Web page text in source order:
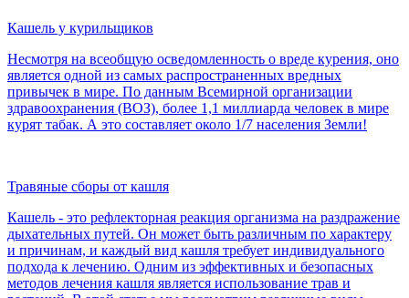
Кашель у курильщиков
Несмотря на всеобщую осведомленность о вреде курения, оно
является одной из самых распространенных вредных
привычек в мире. По данным Всемирной организации
здравоохранения (ВОЗ), более 1,1 миллиарда человек в мире
курят табак. А это составляет около 1/7 населения Земли!
Травяные сборы от кашля
Кашель - это рефлекторная реакция организма на раздражение
дыхательных путей. Он может быть различным по характеру
и причинам, и каждый вид кашля требует индивидуального
подхода к лечению. Одним из эффективных и безопасных
методов лечения кашля является использование трав и